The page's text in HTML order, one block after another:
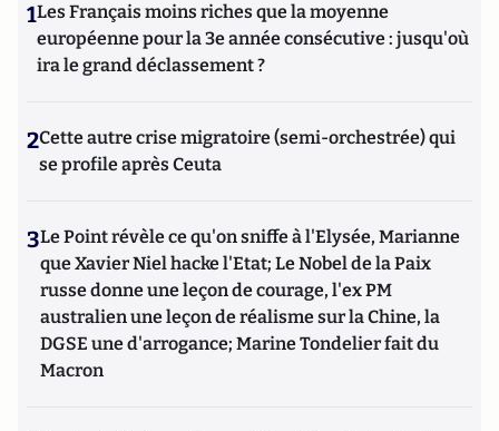
1Les Français moins riches que la moyenne
européenne pour la 3e année consécutive : jusqu'où
ira le grand déclassement ?
2Cette autre crise migratoire (semi-orchestrée) qui
se profile après Ceuta
3Le Point révèle ce qu'on sniffe à l'Elysée, Marianne
que Xavier Niel hacke l'Etat; Le Nobel de la Paix
russe donne une leçon de courage, l'ex PM
australien une leçon de réalisme sur la Chine, la
DGSE une d'arrogance; Marine Tondelier fait du
Macron